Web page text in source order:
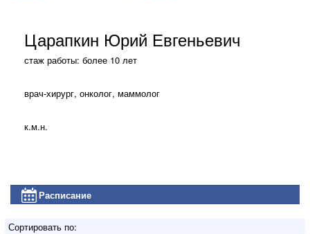
Царапкин Юрий Евгеньевич
стаж работы: более 10 лет
врач-хирург, онколог, маммолог
к.м.н.
Расписание
Сортировать по: